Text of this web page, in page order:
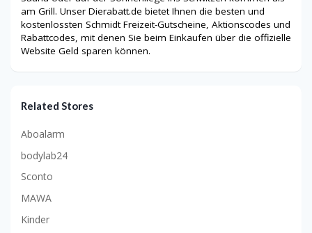
am Grill. Unser Dierabatt.de bietet Ihnen die besten und
kostenlossten Schmidt Freizeit-Gutscheine, Aktionscodes und
Rabattcodes, mit denen Sie beim Einkaufen über die offizielle
Website Geld sparen können.
Related Stores
Aboalarm
bodylab24
Sconto
MAWA
Kinder